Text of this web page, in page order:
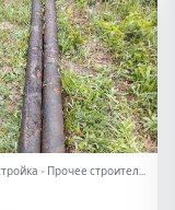
Ремонт и стройка - Прочее строительное оборудование